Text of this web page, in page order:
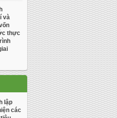
và
thực
lập
các